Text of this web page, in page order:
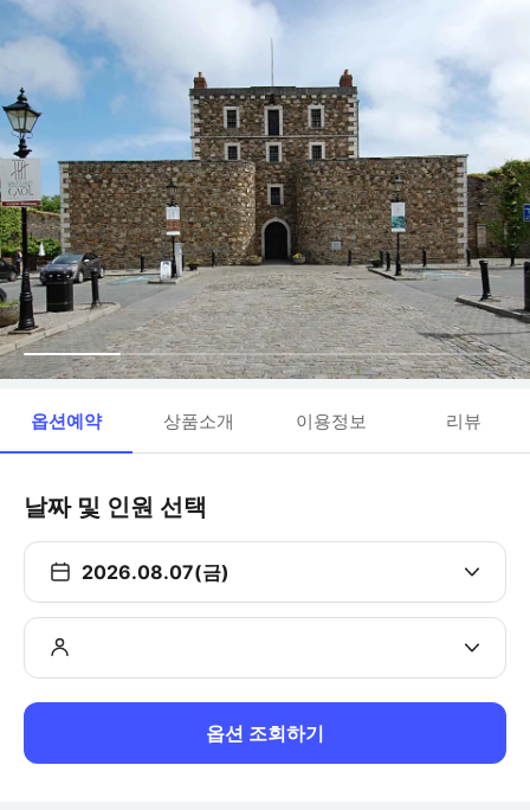
옵션예약 상품소개 이용정보 리뷰
날짜 및 인원 선택
2026.08.07(금)
옵션 조회하기